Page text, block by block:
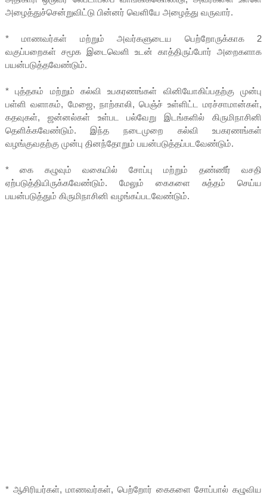
அழைத்துச்சென்றுவிட்டு பின்னர் வெளியே அழைத்து வருவார்.
* மாணவர்கள் மற்றும் அவர்களுடைய பெற்றோருக்காக 2
வகுப்பறைகள் சமூக இடைவெளி உடன் காத்திருப்போர் அறைகளாக
பயன்படுத்தவேண்டும்.
* புத்தகம் மற்றும் கல்வி உபகரணங்கள் வினியோகிப்பதற்கு முன்பு
பள்ளி வளாகம், மேஜை, நாற்காலி, பெஞ்ச் உள்ளிட்ட மரச்சாமான்கள்,
கதவுகள், ஜன்னல்கள் உள்பட பல்வேறு இடங்களில் கிருமிநாசினி
தெளிக்கவேண்டும். இந்த நடைமுறை கல்வி உபகரணங்கள்
வழங்குவதற்கு முன்பு தினந்தோறும் பயன்படுத்தப்படவேண்டும்.
* கை கழுவும் வகையில் சோப்பு மற்றும் தண்ணீர் வசதி
ஏற்படுத்தியிருக்கவேண்டும். மேலும் கைகளை சுத்தம் செய்ய
பயன்படுத்தும் கிருமிநாசினி வழங்கப்படவேண்டும்.
* ஆசிரியர்கள், மாணவர்கள், பெற்றோர் கைகளை சோப்பால் கழுவிய